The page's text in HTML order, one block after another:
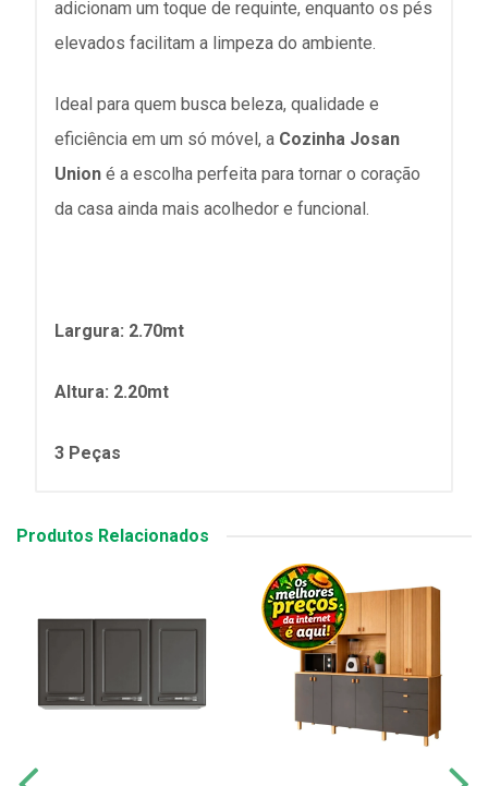
adicionam um toque de requinte, enquanto os pés
elevados facilitam a limpeza do ambiente.
Ideal para quem busca beleza, qualidade e
eficiência em um só móvel, a Cozinha Josan
Union é a escolha perfeita para tornar o coração
da casa ainda mais acolhedor e funcional.
Largura: 2.70mt
Altura: 2.20mt
3 Peças
Produtos Relacionados